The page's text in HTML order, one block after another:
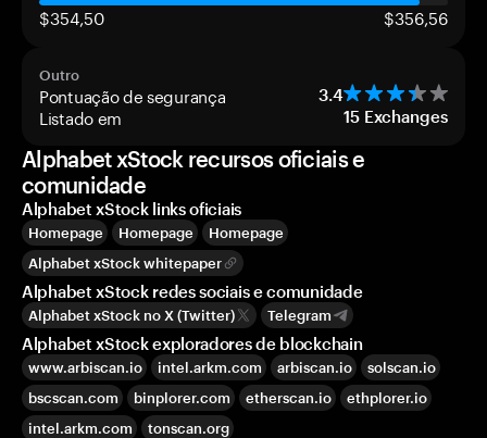
$354,50 $356,56
Outro
Pontuação de segurança 3.4
Listado em 15 Exchanges
Alphabet xStock recursos oficiais e
comunidade
Alphabet xStock links oficiais
Homepage Homepage
Homepage
Alphabet xStock whitepaper
Alphabet xStock redes sociais e comunidade
Alphabet xStock no X (Twitter) Telegram
Alphabet xStock exploradores de blockchain
www.arbiscan.io intel.arkm.com arbiscan.io
solscan.io
bscscan.com
binplorer.com etherscan.io
ethplorer.io
intel.arkm.com
tonscan.org